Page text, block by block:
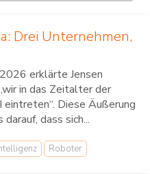
Drei Unternehmen,
erklärte Jensen
in das Zeitalter der
eintreten“. Diese Äußerung
dass sich...
Roboter